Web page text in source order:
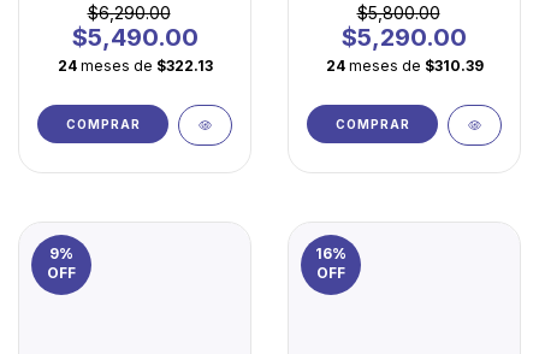
$6,290.00
$5,490.00
24 meses de $322.13
COMPRAR
Principiantes
$5,800.00
$5,290.00
24 meses de $310.39
COMPRAR
9%
OFF
16%
OFF